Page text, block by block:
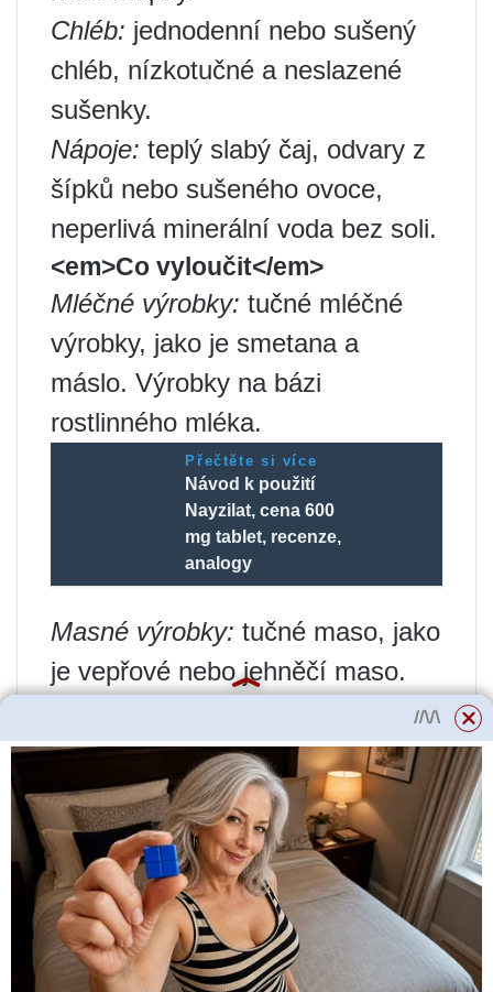
Chléb: jednodenní nebo sušený
chléb, nízkotučné a neslazené
sušenky.
Nápoje: teplý slabý čaj, odvary z
šípků nebo sušeného ovoce,
neperlivá minerální voda bez soli.
<em>Co vyloučit</em>
Mléčné výrobky: tučné mléčné
výrobky, jako je smetana a
máslo. Výrobky na bázi
rostlinného mléka.
Přečtěte si více
Návod k použití
Nayzilat, cena 600
mg tablet, recenze,
analogy
Masné výrobky: tučné maso, jako
je vepřové nebo jehněčí maso.
Uzené a sušené výrobky, masové
konzervy a uzeniny.